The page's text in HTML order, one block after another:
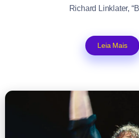
Richard Linklater,
Leia Mais